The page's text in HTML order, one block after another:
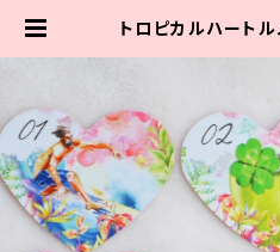
トロピカルハート